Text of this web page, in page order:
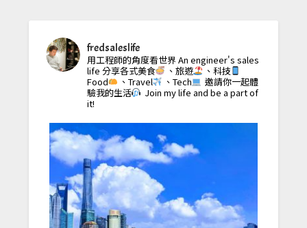
fredsaleslife
用工程師的角度看世界 An engineer's sales
life 分享各式美食 、旅遊
、科技
Food
、Travel 、Tech
邀請你一起體
驗我的生活
Join my life and be a part of
it!